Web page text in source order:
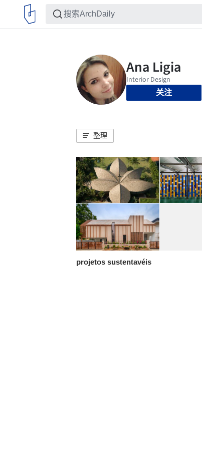
关注
整理
projetos sustentavéis